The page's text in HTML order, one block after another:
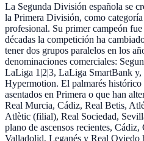
La Segunda División española se
la Primera División, como
profesional. Su primer campeón
décadas la competición ha
tener dos grupos paralelos en los
denominaciones comerciales:
LaLiga 1|2|3, LaLiga SmartBank y,
Hypermotion. El palmarés
asentados en Primera o que han
Real Murcia, Cádiz, Real Betis,
Atlètic (filial), Real Sociedad,
plano de ascensos recientes,
Valladolid, Leganés y Real Oviedo